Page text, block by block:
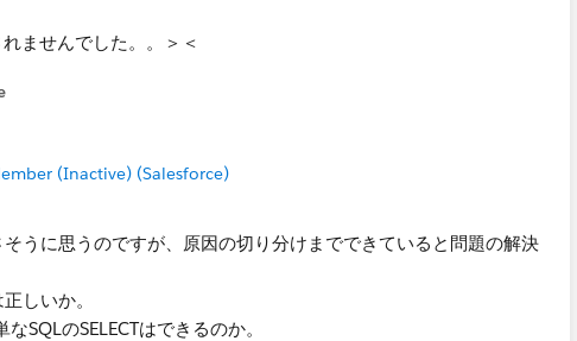
ませんでした。。＞＜
(Inactive) (Salesforce)
うに思うのですが、原因の切り分けまで​できていると問題の解決
しいか。
SQLのSELECTはできるのか。